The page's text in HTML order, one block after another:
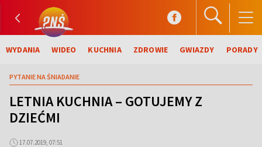
WYDANIA WIDEO KUCHNIA ZDROWIE GWIAZDY PORADY
PYTANIE NA ŚNIADANIE
LETNIA KUCHNIA – GOTUJEMY Z
DZIEĆMI
17.07.2019, 07:51